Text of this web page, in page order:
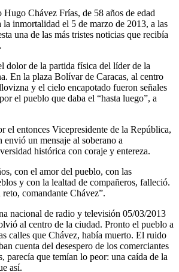
Chávez Frías, de 58 años de edad
inmortalidad el 5 de marzo de 2013, a las
una de las más tristes noticias que recibía
dolor de la partida física del líder de la
En la plaza Bolívar de Caracas, al centro
y el cielo encapotado fueron señales
el pueblo que daba el “hasta luego”, a
el entonces Vicepresidente de la República,
un mensaje al soberano a
histórica con coraje y entereza.
con el amor del pueblo, con las
y con la lealtad de compañeros, falleció.
comandante Chávez”.
nacional de radio y televisión 05/03/2013
al centro de la ciudad. Pronto el pueblo a
calles que Chávez, había muerto. El ruido
cuenta del desespero de los comerciantes
parecía que temían lo peor: una caída de la
así.